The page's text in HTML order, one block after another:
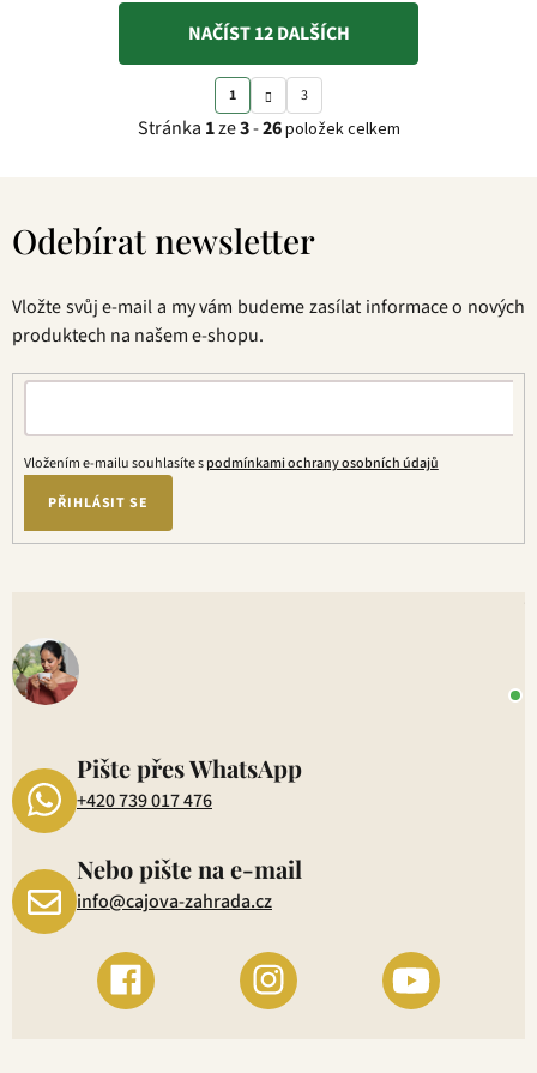
O
v
l
a
c
p
k
v
ý
s
NAČÍST 12 DALŠÍCH
S
t
r
o
á
1 3
Stránka 1ze3-26položek celkem
Odebírat newsletter
Vložte svůj e-mail a my vám budeme zasílat informace o nových
produktech na našem e-shopu.
Vložením e-mailu souhlasíte spodmínkami ochrany osobních údajů
PŘIHLÁSIT SE
Pište přes WhatsApp
+420 739 017 476
Nebo pište na e-mail
info@cajova-zahrada.cz